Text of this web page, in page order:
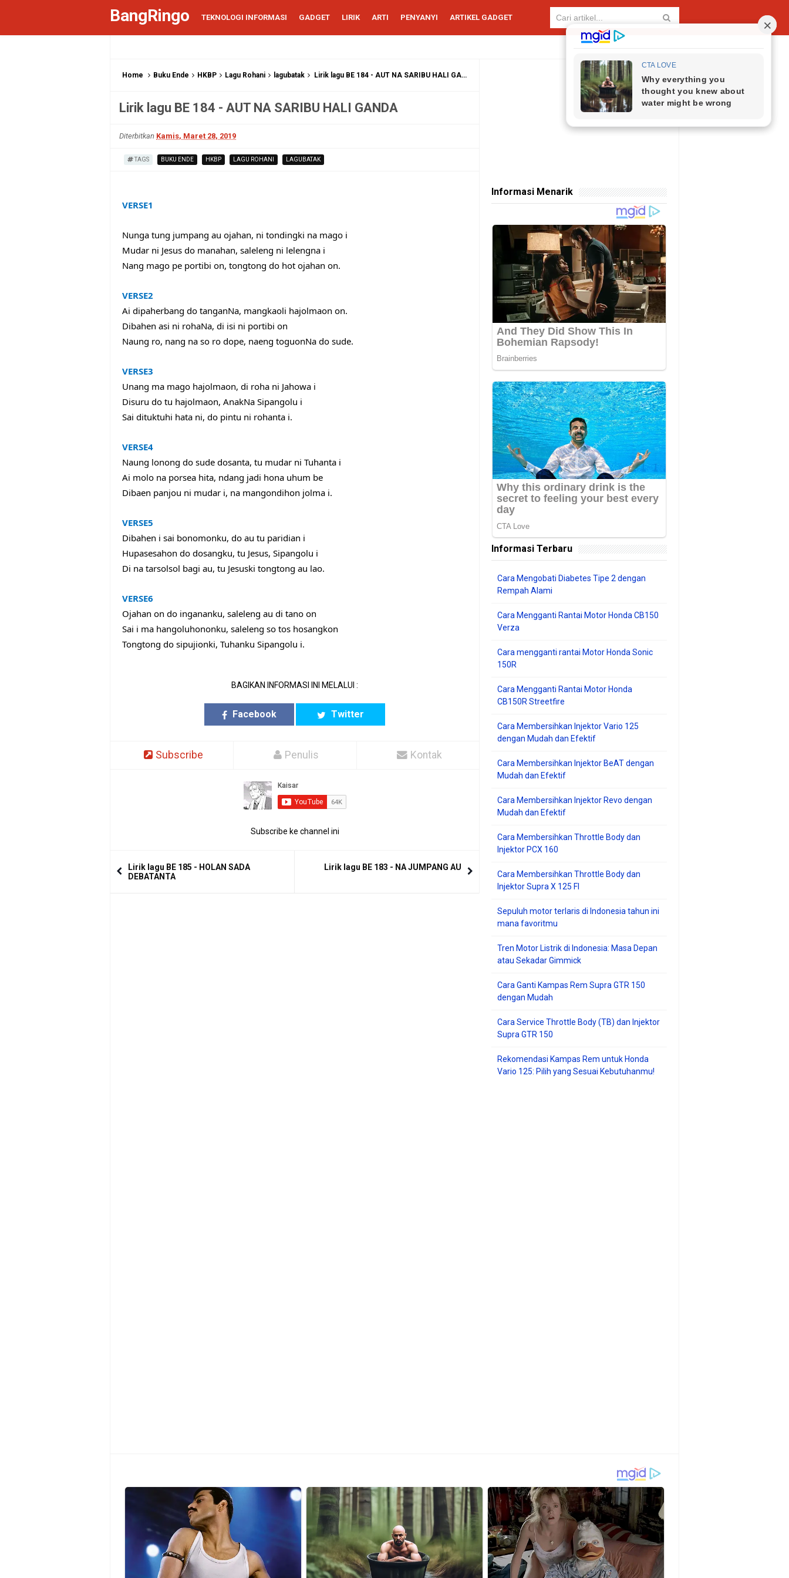
BangRingo TEKNOLOGI INFORMASI GADGET LIRIK ARTI PENYANYI ARTIKEL GADGET
Home Buku Ende HKBP Lagu Rohani lagubatak Lirik lagu BE 184 - AUT NA SARIBU HALI GANDA
Lirik lagu BE 184 - AUT NA SARIBU HALI GANDA
Diterbitkan Kamis, Maret 28, 2019
TAGS BUKU ENDE HKBP LAGU ROHANI LAGUBATAK
VERSE1
Nunga tung jumpang au ojahan, ni tondingki na mago i
Mudar ni Jesus do manahan, saleleng ni lelengna i
Nang mago pe portibi on, tongtong do hot ojahan on.
VERSE2
Ai dipaherbang do tanganNa, mangkaoli hajolmaon on.
Dibahen asi ni rohaNa, di isi ni portibi on
Naung ro, nang na so ro dope, naeng toguonNa do sude.
VERSE3
Unang ma mago hajolmaon, di roha ni Jahowa i
Disuru do tu hajolmaon, AnakNa Sipangolu i
Sai dituktuhi hata ni, do pintu ni rohanta i.
VERSE4
Naung lonong do sude dosanta, tu mudar ni Tuhanta i
Ai molo na porsea hita, ndang jadi hona uhum be
Dibaen panjou ni mudar i, na mangondihon jolma i.
VERSE5
Dibahen i sai bonomonku, do au tu paridian i
Hupasesahon do dosangku, tu Jesus, Sipangolu i
Di na tarsolsol bagi au, tu Jesuski tongtong au lao.
VERSE6
Ojahan on do ingananku, saleleng au di tano on
Sai i ma hangoluhononku, saleleng so tos hosangkon
Tongtong do sipujionki, Tuhanku Sipangolu i.
BAGIKAN INFORMASI INI MELALUI :
Facebook Twitter
Subscribe Penulis Kontak
Subscribe ke channel ini
Lirik lagu BE 185 - HOLAN SADA
DEBATANTA
Lirik lagu BE 183 - NA JUMPANG AU
Informasi Menarik
Informasi Terbaru
Cara Mengobati Diabetes Tipe 2 dengan
Rempah Alami
Cara Mengganti Rantai Motor Honda CB150
Verza
Cara mengganti rantai Motor Honda Sonic
150R
Cara Mengganti Rantai Motor Honda
CB150R Streetfire
Cara Membersihkan Injektor Vario 125
dengan Mudah dan Efektif
Cara Membersihkan Injektor BeAT dengan
Mudah dan Efektif
Cara Membersihkan Injektor Revo dengan
Mudah dan Efektif
Cara Membersihkan Throttle Body dan
Injektor PCX 160
Cara Membersihkan Throttle Body dan
Injektor Supra X 125 FI
Sepuluh motor terlaris di Indonesia tahun ini
mana favoritmu
Tren Motor Listrik di Indonesia: Masa Depan
atau Sekadar Gimmick
Cara Ganti Kampas Rem Supra GTR 150
dengan Mudah
Cara Service Throttle Body (TB) dan Injektor
Supra GTR 150
Rekomendasi Kampas Rem untuk Honda
Vario 125: Pilih yang Sesuai Kebutuhanmu!